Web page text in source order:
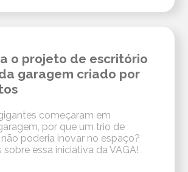
o projeto de escritório
garagem criado por
começaram em
por que um trio de
poderia inovar no espaço?
sobre essa iniciativa da VAGA!